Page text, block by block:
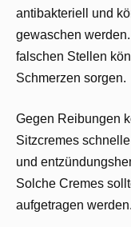
antibakteriell und
gewaschen
falschen Stellen
Schmerzen sorgen.
Gegen Reibungen
Sitzcremes
und
Solche Cremes
aufgetragen werden.